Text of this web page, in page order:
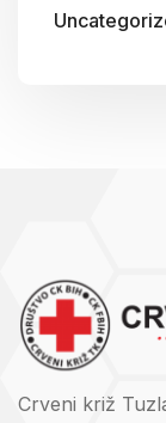
Crveni križ